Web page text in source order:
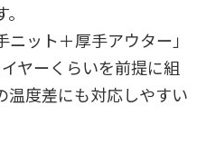
ット＋厚手アウター」
ヤーくらいを前提に組
温度差にも対応しやすい